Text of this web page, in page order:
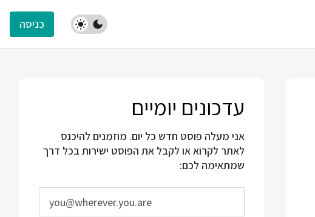
כניסה
עדכונים יומיים
אני מעלה פוסט חדש כל יום. מוזמנים להיכנס
לאתר לקרוא או לקבל את הפוסט ישירות בכל דרך
שמתאימה לכם: